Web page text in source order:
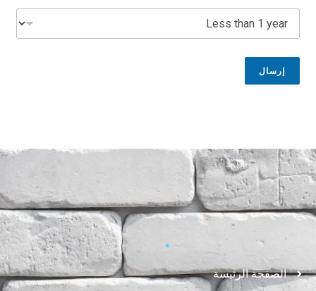
إرسال
.
الصفحة الرئيسة